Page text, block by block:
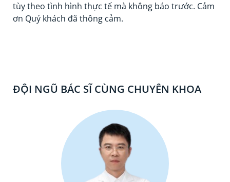
tùy theo tình hình thực tế mà không báo trước. Cảm
ơn Quý khách đã thông cảm.
ĐỘI NGŨ BÁC SĨ CÙNG CHUYÊN KHOA